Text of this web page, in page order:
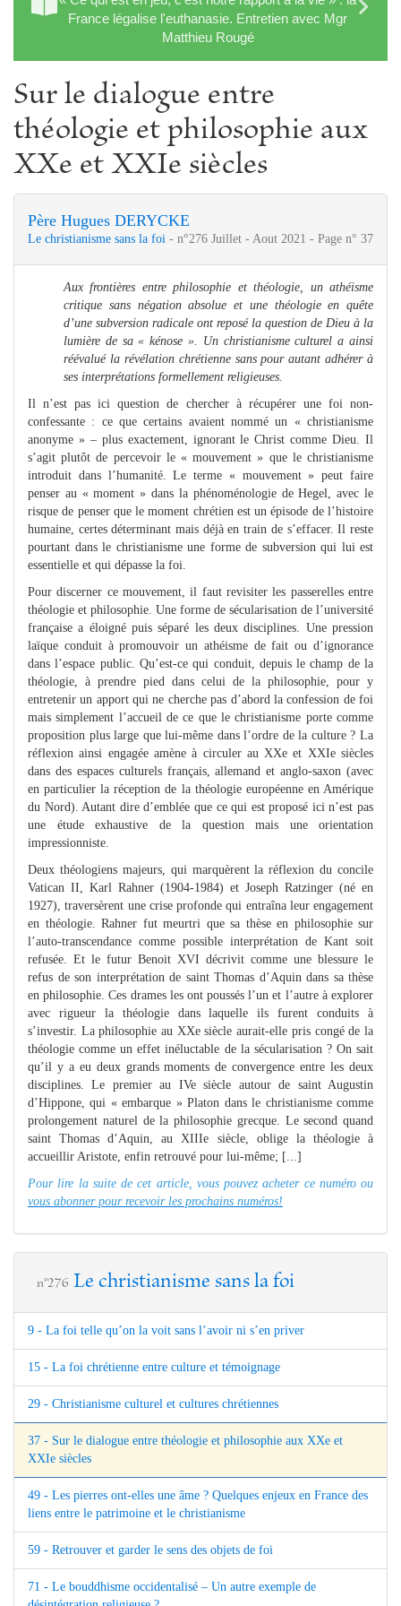
France légalise l'euthanasie. Entretien avec Mgr
Matthieu Rougé
Sur le dialogue entre
théologie et philosophie aux
XXe et XXIe siècles
Père Hugues DERYCKE
Le christianisme sans la foi - n°276 Juillet - Aout 2021 - Page n° 37
Aux frontières entre philosophie et théologie, un athéisme
critique sans négation absolue et une théologie en quête
d’une subversion radicale ont reposé la question de Dieu à la
lumière de sa « kénose ». Un christianisme culturel a ainsi
réévalué la révélation chrétienne sans pour autant adhérer à
ses interprétations formellement religieuses.
Il n’est pas ici question de chercher à récupérer une foi non-
confessante : ce que certains avaient nommé un « christianisme
anonyme » – plus exactement, ignorant le Christ comme Dieu. Il
s’agit plutôt de percevoir le « mouvement » que le christianisme
introduit dans l’humanité. Le terme « mouvement » peut faire
penser au « moment » dans la phénoménologie de Hegel, avec le
risque de penser que le moment chrétien est un épisode de l’histoire
humaine, certes déterminant mais déjà en train de s’effacer. Il reste
pourtant dans le christianisme une forme de subversion qui lui est
essentielle et qui dépasse la foi.
Pour discerner ce mouvement, il faut revisiter les passerelles entre
théologie et philosophie. Une forme de sécularisation de l’université
française a éloigné puis séparé les deux disciplines. Une pression
laïque conduit à promouvoir un athéisme de fait ou d’ignorance
dans l’espace public. Qu’est-ce qui conduit, depuis le champ de la
théologie, à prendre pied dans celui de la philosophie, pour y
entretenir un apport qui ne cherche pas d’abord la confession de foi
mais simplement l’accueil de ce que le christianisme porte comme
proposition plus large que lui-même dans l’ordre de la culture ? La
réflexion ainsi engagée amène à circuler au XXe et XXIe siècles
dans des espaces culturels français, allemand et anglo-saxon (avec
en particulier la réception de la théologie européenne en Amérique
du Nord). Autant dire d’emblée que ce qui est proposé ici n’est pas
une étude exhaustive de la question mais une orientation
impressionniste.
Deux théologiens majeurs, qui marquèrent la réflexion du concile
Vatican II, Karl Rahner (1904-1984) et Joseph Ratzinger (né en
1927), traversèrent une crise profonde qui entraîna leur engagement
en théologie. Rahner fut meurtri que sa thèse en philosophie sur
l’auto-transcendance comme possible interprétation de Kant soit
refusée. Et le futur Benoit XVI décrivit comme une blessure le
refus de son interprétation de saint Thomas d’Aquin dans sa thèse
en philosophie. Ces drames les ont poussés l’un et l’autre à explorer
avec rigueur la théologie dans laquelle ils furent conduits à
s’investir. La philosophie au XXe siècle aurait-elle pris congé de la
théologie comme un effet inéluctable de la sécularisation ? On sait
qu’il y a eu deux grands moments de convergence entre les deux
disciplines. Le premier au IVe siècle autour de saint Augustin
d’Hippone, qui « embarque » Platon dans le christianisme comme
prolongement naturel de la philosophie grecque. Le second quand
saint Thomas d’Aquin, au XIIIe siècle, oblige la théologie à
accueillir Aristote, enfin retrouvé pour lui-même; [...]
Pour lire la suite de cet article, vous pouvez acheter ce numéro ou
vous abonner pour recevoir les prochains numéros!
n°276 Le christianisme sans la foi
9 - La foi telle qu’on la voit sans l’avoir ni s’en priver
15 - La foi chrétienne entre culture et témoignage
29 - Christianisme culturel et cultures chrétiennes
37 - Sur le dialogue entre théologie et philosophie aux XXe et
XXIe siècles
49 - Les pierres ont-elles une âme ? Quelques enjeux en France des
liens entre le patrimoine et le christianisme
59 - Retrouver et garder le sens des objets de foi
71 - Le bouddhisme occidentalisé – Un autre exemple de